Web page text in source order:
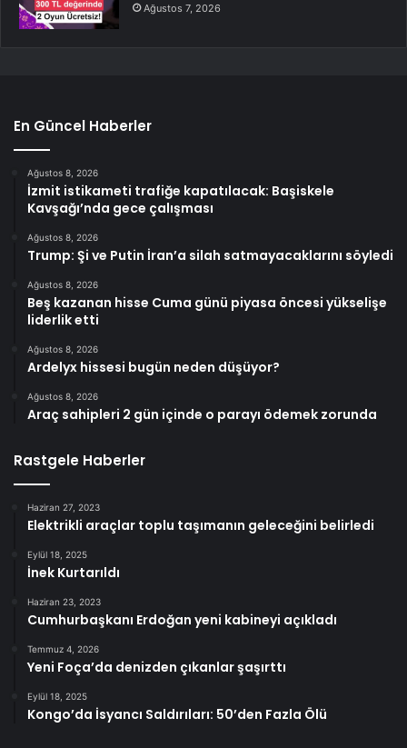
Ağustos 7, 2026
En Güncel Haberler
Ağustos 8, 2026
İzmit istikameti trafiğe kapatılacak: Başiskele
Kavşağı’nda gece çalışması
Ağustos 8, 2026
Trump: Şi ve Putin İran’a silah satmayacaklarını söyledi
Ağustos 8, 2026
Beş kazanan hisse Cuma günü piyasa öncesi yükselişe
liderlik etti
Ağustos 8, 2026
Ardelyx hissesi bugün neden düşüyor?
Ağustos 8, 2026
Araç sahipleri 2 gün içinde o parayı ödemek zorunda
Rastgele Haberler
Haziran 27, 2023
Elektrikli araçlar toplu taşımanın geleceğini belirledi
Eylül 18, 2025
İnek Kurtarıldı
Haziran 23, 2023
Cumhurbaşkanı Erdoğan yeni kabineyi açıkladı
Temmuz 4, 2026
Yeni Foça’da denizden çıkanlar şaşırttı
Eylül 18, 2025
Kongo’da İsyancı Saldırıları: 50’den Fazla Ölü